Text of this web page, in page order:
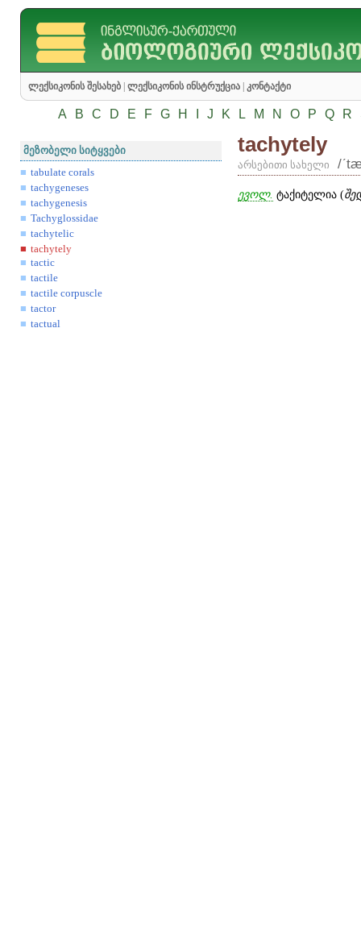
ლექსიკონის შესახებ ლექსიკონის ინსტრუქცია კონტაქტი
A B C D E F G H J K L M N O P Q R
მეზობელი სიტყვები
tabulate corals
tachygeneses
tachygenesis
Tachyglossidae
tachytelic
tachytely
tactic
tactile
tactile corpuscle
tactor
tactual
tachytely
არსებითი სახელი /
ევოლ. ტაქიტელია (